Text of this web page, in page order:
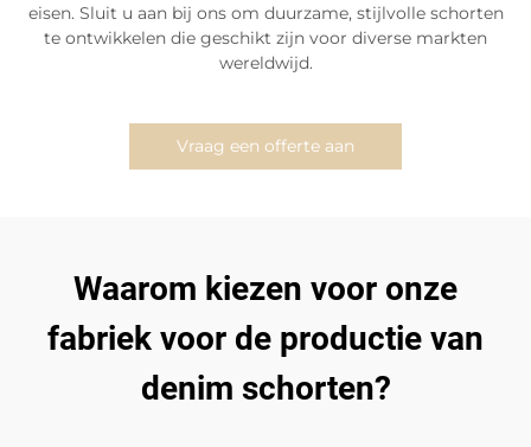
eisen. Sluit u aan bij ons om duurzame, stijlvolle schorten
te ontwikkelen die geschikt zijn voor diverse markten
wereldwijd.
Vraag een offerte aan
Waarom kiezen voor onze
fabriek voor de productie van
denim schorten?